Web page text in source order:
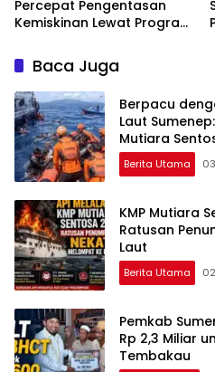
Percepat Pengentasan
Kemiskinan Lewat Program
Baca Juga
Berpacu
Laut
Mutiara
Berita Utama
KMP Mutiara
Ratusan
Laut
Berita Utama
Pemkab
Rp 2,3 Miliar
Tembakau